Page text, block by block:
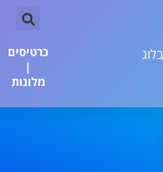
בלוג
כרטיסים
|
מלונות